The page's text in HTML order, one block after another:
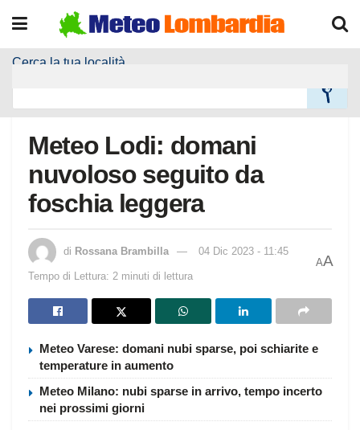
Cerca la tua località
Meteo Lodi: domani
nuvoloso seguito da
foschia leggera
di Rossana Brambilla 04 Dic 2023 - 11:45
Tempo di Lettura: 2 minuti di lettura
AA
Meteo Varese: domani nubi sparse, poi schiarite e
temperature in aumento
Meteo Milano: nubi sparse in arrivo, tempo incerto
nei prossimi giorni